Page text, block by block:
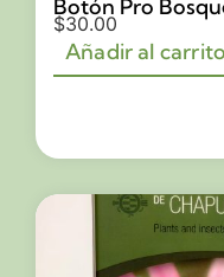
Botón Pro
$30.00
Añadir al carrito